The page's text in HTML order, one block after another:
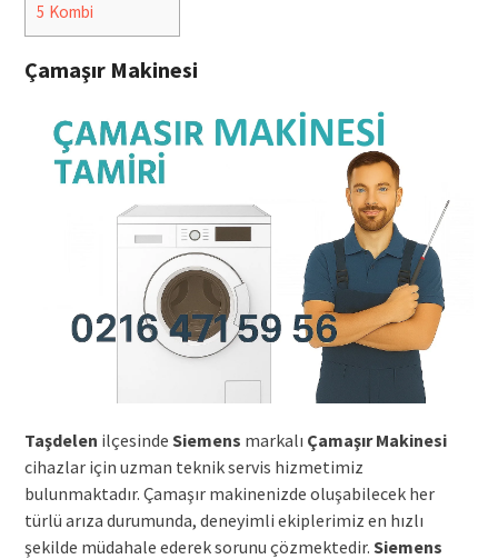
5 Kombi
Çamaşır Makinesi
Taşdelen ilçesinde Siemens markalı Çamaşır Makinesi
cihazlar için uzman teknik servis hizmetimiz
bulunmaktadır. Çamaşır makinenizde oluşabilecek her
türlü arıza durumunda, deneyimli ekiplerimiz en hızlı
şekilde müdahale ederek sorunu çözmektedir. Siemens